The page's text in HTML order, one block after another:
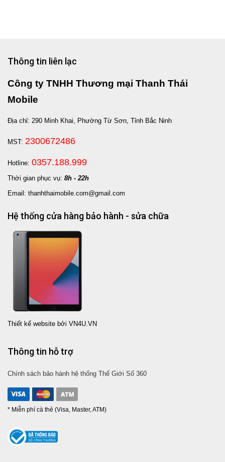
Thông tin liên lạc
Công ty TNHH Thương mại Thanh Thái
Mobile
Địa chỉ: 290 Minh Khai, Phường Từ Sơn, Tỉnh Bắc Ninh
MST: 2300672486
Hotline: 0357.188.999
Thời gian phục vụ: 8h - 22h
Email: thanhthaimobile.com@gmail.com
Hệ thống cửa hàng bảo hành - sửa chữa
Thiết kế website bởi VN4U.VN
Thông tin hỗ trợ
Chính sách bảo hành hệ thống Thế Giới Số 360
* Miễn phí cà thẻ (Visa, Master, ATM)